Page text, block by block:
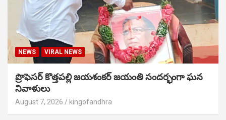
NEWS VIRAL NEWS
ప్రొఫెసర్ కొత్తపల్లి జయశంకర్ జయంతి సందర్భంగా ఘన
నివాళులు
August 7, 2026 kingofandhra